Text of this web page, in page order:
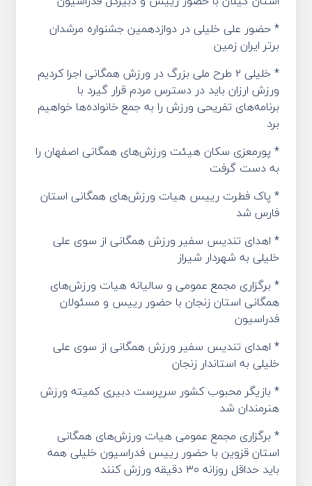
* حضور علی خلیلی در دوازدهمین جشنواره مرشدان
برتر ایران زمین
* خلیلی ۲ طرح ملی بزرگ در ورزش همگانی اجرا کردیم
ورزش ارزان باید در دسترس مردم قرار گیرد با
برنامه‌های تفریحی ورزش را به جمع خانواده‌ها خواهیم
برد
* پورمعزی سکان‌ هیئت ورزش‌های همگانی اصفهان را
به دست گرفت
* پاک فطرت رییس هیات ورزش‌های همگانی استان
فارس شد
* اهدای تندیس سفیر ورزش همگانی از سوی علی
خلیلی به شهردار شیراز
* برگزاری مجمع عمومی و سالیانه هیات ورزش‌های
همگانی استان زنجان با حضور رییس و مسئولان
فدراسیون
* اهدای تندیس سفیر ورزش همگانی از سوی علی
خلیلی به استاندار زنجان
* بازیگر محبوب کشور سرپرست دبیری کمیته ورزش
هنرمندان شد
* برگزاری مجمع عمومی هیات ورزش‌های همگانی
استان قزوین با حضور رییس فدراسیون خلیلی همه
باید حداقل روزانه ۳۰ دقیقه ورزش کنند